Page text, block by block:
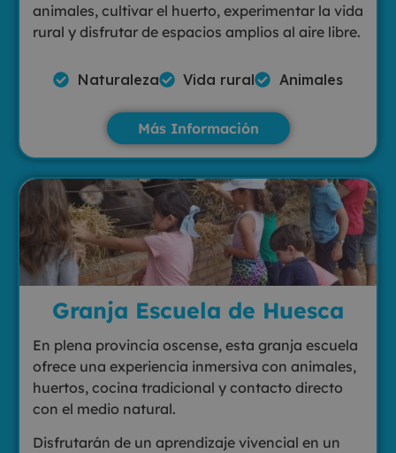
animales, cultivar el huerto, experimentar la vida
rural y disfrutar de espacios amplios al aire libre.
Naturaleza Vida rural Animales
Más Información
Granja Escuela de Huesca
En plena provincia oscense, esta granja escuela
ofrece una experiencia inmersiva con animales,
huertos, cocina tradicional y contacto directo
con el medio natural.
Disfrutarán de un aprendizaje vivencial en un